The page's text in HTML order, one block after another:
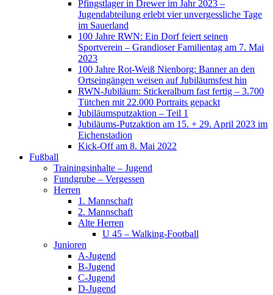
Pfingstlager in Drewer im Jahr 2023 –
Jugendabteilung erlebt vier unvergessliche Tage
im Sauerland
100 Jahre RWN: Ein Dorf feiert seinen
Sportverein – Grandioser Familientag am 7. Mai
2023
100 Jahre Rot-Weiß Nienborg: Banner an den
Ortseingängen weisen auf Jubiläumsfest hin
RWN-Jubiläum: Stickeralbum fast fertig – 3.700
Tütchen mit 22.000 Portraits gepackt
Jubiläumsputzaktion – Teil 1
Jubiläums-Putzaktion am 15. + 29. April 2023 im
Eichenstadion
Kick-Off am 8. Mai 2022
Fußball
Trainingsinhalte – Jugend
Fundgrube – Vergessen
Herren
1. Mannschaft
2. Mannschaft
Alte Herren
U 45 – Walking-Football
Junioren
A-Jugend
B-Jugend
C-Jugend
D-Jugend